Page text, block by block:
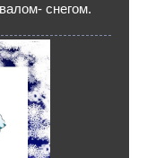
снегом.